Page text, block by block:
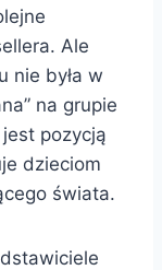
Ale
nie była w
na grupie
pozycją
dzieciom
świata.